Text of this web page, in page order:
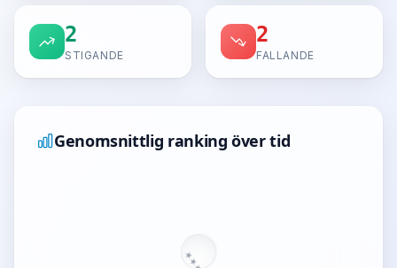
2
STIGANDE
2
FALLANDE
Genomsnittlig ranking över tid
★★
★